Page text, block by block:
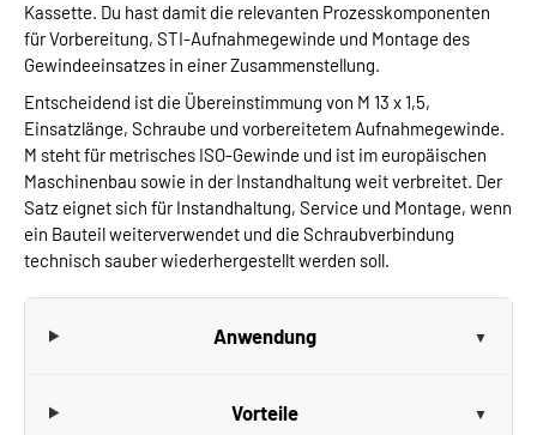
Kassette. Du hast damit die relevanten Prozesskomponenten
für Vorbereitung, STI-Aufnahmegewinde und Montage des
Gewindeeinsatzes in einer Zusammenstellung.
Entscheidend ist die Übereinstimmung von M 13 x 1,5,
Einsatzlänge, Schraube und vorbereitetem Aufnahmegewinde.
M steht für metrisches ISO-Gewinde und ist im europäischen
Maschinenbau sowie in der Instandhaltung weit verbreitet. Der
Satz eignet sich für Instandhaltung, Service und Montage, wenn
ein Bauteil weiterverwendet und die Schraubverbindung
technisch sauber wiederhergestellt werden soll.
Anwendung
Vorteile